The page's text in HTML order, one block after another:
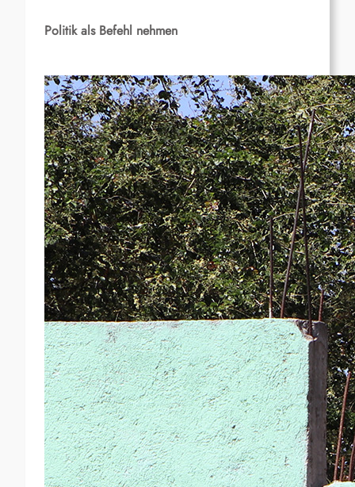
Politik als Befehl nehmen